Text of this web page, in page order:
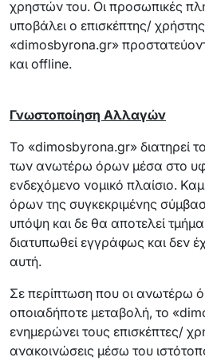
χρηστών του. Οι προσωπικές
υποβάλει ο επισκέπτης/
«dimosbyrona.gr»
και offline.
Γνωστοποίηση Αλλαγών
Το «dimosbyrona.gr» διατηρεί
των ανωτέρω όρων μέσα στο
ενδεχόμενο νομικό πλαίσιο.
όρων της συγκεκριμένης
υπόψη και δε θα αποτελεί
διατυπωθεί εγγράφως και δεν
αυτή.
Σε περίπτωση που οι ανωτέρω
οποιαδήποτε μεταβολή, το
ενημερώνει τους επισκέπτες/
ανακοινώσεις μέσω του